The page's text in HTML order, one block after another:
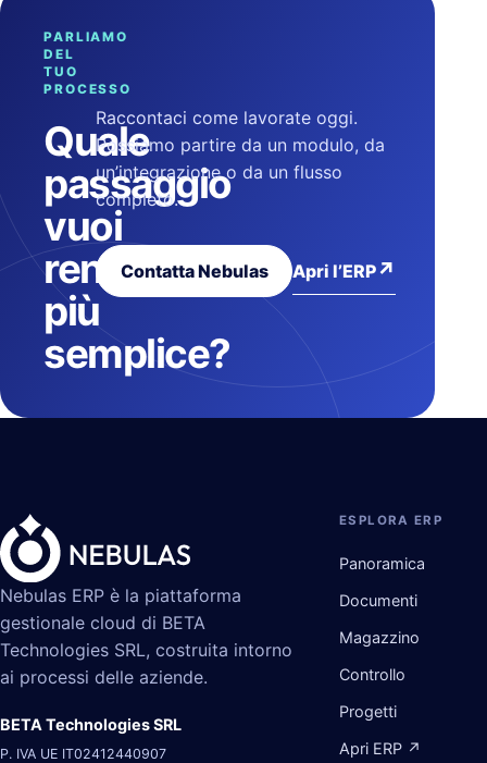
PARLIAMO
DEL
TUO
PROCESSO
Quale
passaggio
vuoi
rendere
più
semplice?
Raccontaci come lavorate oggi.
Possiamo partire da un modulo, da
un’integrazione o da un flusso
completo.
Contatta Nebulas Apri l’ERP ↗
Nebulas ERP è la piattaforma
gestionale cloud di BETA
Technologies SRL, costruita intorno
ai processi delle aziende.
BETA Technologies SRL
P. IVA UE IT02412440907
ESPLORA ERP
Panoramica
Documenti
Magazzino
Controllo
Progetti
Apri ERP ↗